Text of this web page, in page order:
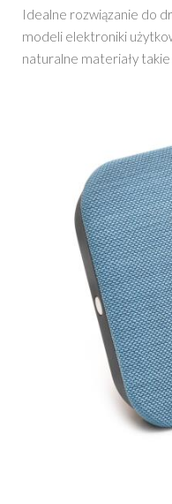
Idealne rozwiązanie do
modeli elektroniki
naturalne materiały